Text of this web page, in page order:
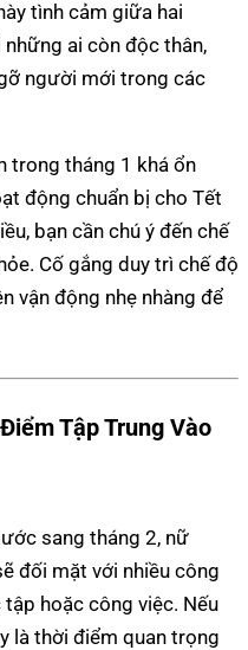
tình cảm giữa hai
ai còn độc thân,
người mới trong các
trong tháng 1 khá ổn
động chuẩn bị cho Tết
bạn cần chú ý đến chế
Cố gắng duy trì chế độ
vận động nhẹ nhàng để
Tập Trung Vào
sang tháng 2, nữ
đối mặt với nhiều công
hoặc công việc. Nếu
là thời điểm quan trọng